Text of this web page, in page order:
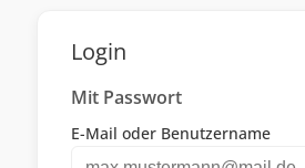
Login
Mit Passwort
E-Mail oder Benutzername